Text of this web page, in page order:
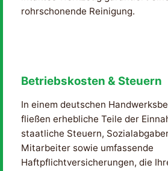
rohrschonende Reinigung.
Betriebskosten & Steuern
In einem deutschen
fließen erhebliche Teile der
staatliche Steuern,
Mitarbeiter sowie umfassende
Haftpflichtversicherungen, die